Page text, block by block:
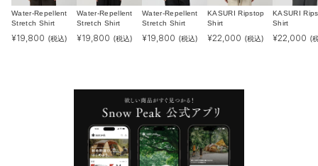
Water-Repellent
Stretch Shirt
¥19,800 (税込)
Water-Repellent
Stretch Shirt
¥19,800 (税込)
Water-Repellent
Stretch Shirt
¥19,800 (税込)
KASURI Ripstop
Shirt
¥22,000 (税込)
KASURI
Shirt
¥22,000 (